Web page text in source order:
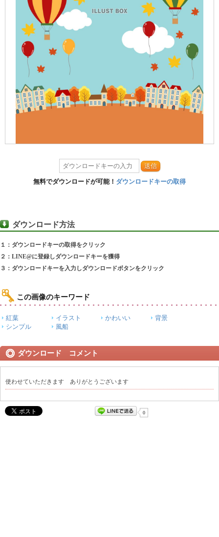
送信
無料でダウンロードが可能！ ダウンロードキーの取得
ダウンロード方法
１：ダウンロードキーの取得をクリック
２：LINE@に登録しダウンロードキーを獲得
３：ダウンロードキーを入力しダウンロードボタンをクリック
この画像のキーワード
紅葉 イラスト かわいい
背景
シンプル
風船
ダウンロード コメント
使わせていただきます ありがとうございます
0